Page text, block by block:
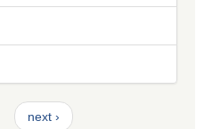
next ›